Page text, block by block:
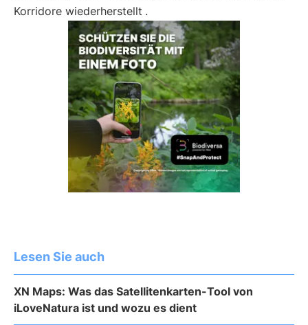
Korridore wiederherstellt .
Lesen Sie auch
XN Maps: Was das Satellitenkarten-Tool von
iLoveNatura ist und wozu es dient